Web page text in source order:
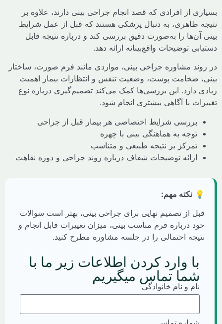
از افرادی که قصد انجام جراحی بینی دارند، علاوه بر
ظاهری، به دنبال پزشکی هستند که قبل از عمل شرایط
را به‌صورت دقیق بررسی کند و درباره نتیجه قابل
توضیحات واقع‌بینانه ارائه دهد.
مشاوره جراحی بینی، مواردی مانند فرم صورت، ساختار
ضخامت پوست، وضعیت تنفس و انتظارات بیمار اهمیت
دارد. این بررسی‌ها کمک می‌کند تصمیم‌گیری درباره نوع
با آگاهی بیشتری انجام شود.
بررسی شرایط اختصاصی هر بیمار قبل از جراحی
توجه به هماهنگی بینی با چهره
تمرکز بر نتیجه طبیعی و متناسب
ارائه توضیحات شفاف درباره روند جراحی و دوره نقاهت
نکته مهم:
از تصمیم نهایی برای جراحی بینی، بهتر است سوالات
درباره فرم مناسب بینی، میزان تغییرات قابل انجام و
احتمالی را در جلسه مشاوره مطرح کنید.
با وارد کردن اطلاعات زیر ما با
شما تماس میگیریم
نام و نام خانوادگی